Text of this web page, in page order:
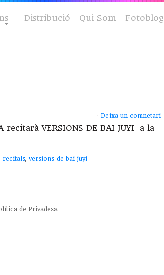
Distribució Qui Som Fotoblog
· Deixa un comnetari
recitarà VERSIONS DE BAI JUYI a la
recitals, versions de bai juyi
de Privadesa